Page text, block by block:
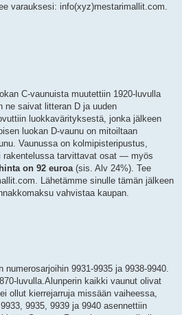
varauksesi: info(xyz)mestarimallit.com.
C-vaunuista muutettiin 1920-luvulla
ne saivat litteran D ja uuden
luokkavärityksestä, jonka jälkeen
luokan D-vaunu on mitoiltaan
Vaunussa on kolmipisteripustus,
rakentelussa tarvittavat osat — myös
on 92 euroa(sis. Alv 24%). Tee
Lähetämme sinulle tämän jälkeen
vahvistaa kaupan.
9931-9935 ja 9938-9940.
luvulla.Alunperin kaikki vaunut olivat
ollut kierrejarruja missään vaiheessa,
9935, 9939 ja 9940 asennettiin